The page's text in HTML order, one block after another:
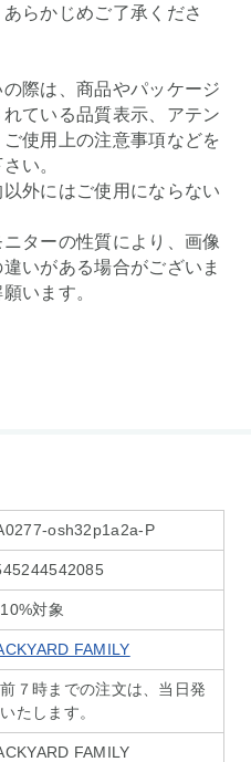
らかじめご了承くださ
際は、商品やパッケージ
ている品質表示、アテン
使用上の注意事項などを
い。
外にはご使用にならない
ターの性質により、画像
いがある場合がございま
います。
osh32p1a2a-P
対象
FAMILY
７時までの注文は、当日発
たします。
FAMILY